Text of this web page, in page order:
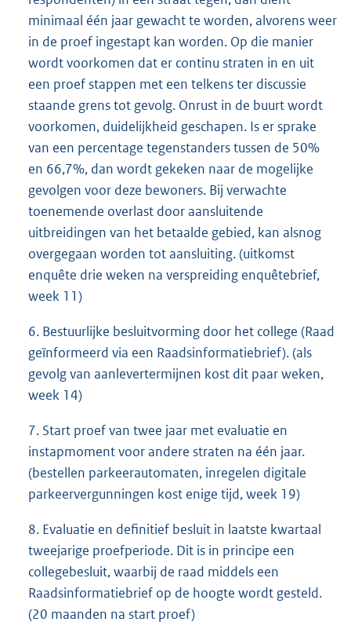
minimaal één jaar gewacht te worden, alvorens weer
in de proef ingestapt kan worden. Op die manier
wordt voorkomen dat er continu straten in en uit
een proef stappen met een telkens ter discussie
staande grens tot gevolg. Onrust in de buurt wordt
voorkomen, duidelijkheid geschapen. Is er sprake
van een percentage tegenstanders tussen de 50%
en 66,7%, dan wordt gekeken naar de mogelijke
gevolgen voor deze bewoners. Bij verwachte
toenemende overlast door aansluitende
uitbreidingen van het betaalde gebied, kan alsnog
overgegaan worden tot aansluiting. (uitkomst
enquête drie weken na verspreiding enquêtebrief,
week 11)
6. Bestuurlijke besluitvorming door het college (Raad
geïnformeerd via een Raadsinformatiebrief). (als
gevolg van aanlevertermijnen kost dit paar weken,
week 14)
7. Start proef van twee jaar met evaluatie en
instapmoment voor andere straten na één jaar.
(bestellen parkeerautomaten, inregelen digitale
parkeervergunningen kost enige tijd, week 19)
8. Evaluatie en definitief besluit in laatste kwartaal
tweejarige proefperiode. Dit is in principe een
collegebesluit, waarbij de raad middels een
Raadsinformatiebrief op de hoogte wordt gesteld.
(20 maanden na start proef)